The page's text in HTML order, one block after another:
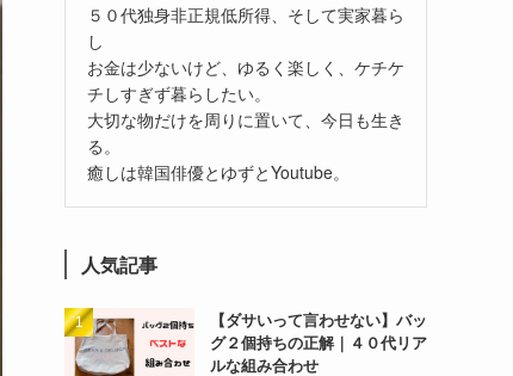
５０代独身非正規低所得、そして実家暮ら
し
お金は少ないけど、ゆるく楽しく、ケチケ
チしすぎず暮らしたい。
大切な物だけを周りに置いて、今日も生き
る。
癒しは韓国俳優とゆずとYoutube。
人気記事
【ダサいって言わせない】バッ
グ２個持ちの正解｜４０代リア
ルな組み合わせ